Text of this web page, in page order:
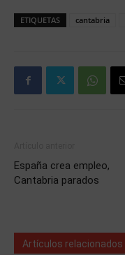
ETIQUETAS cantabria
España crea empleo,
Cantabria parados
Artículos relacionados